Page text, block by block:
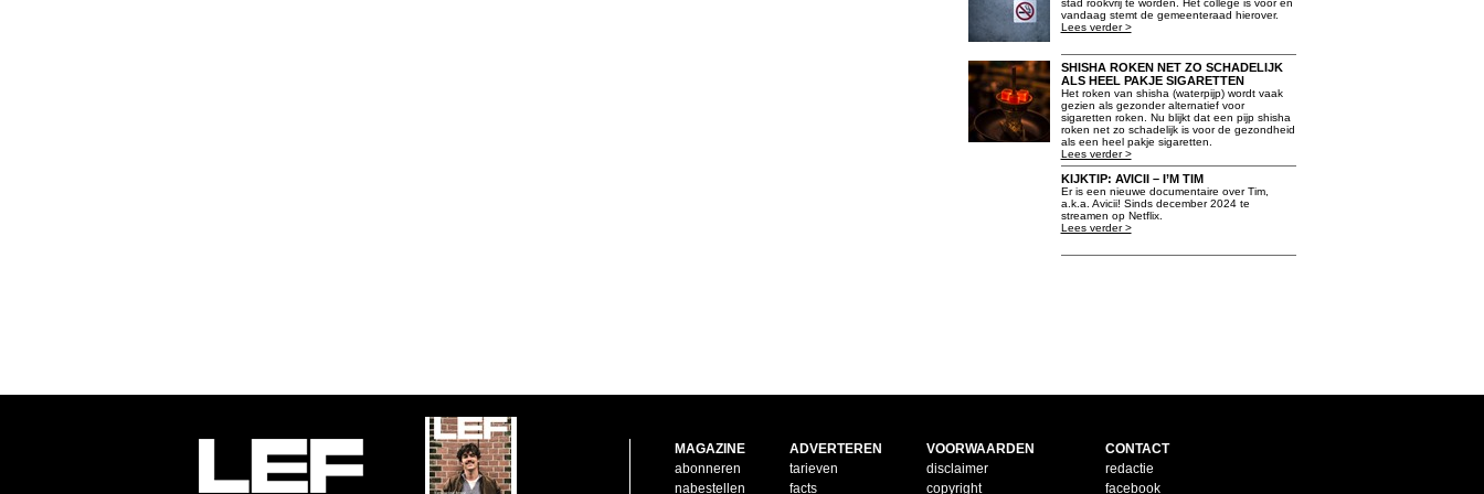
stad rookvrij te worden. Het college is voor en
vandaag stemt de gemeenteraad hierover.
Lees verder >
SHISHA ROKEN NET ZO SCHADELIJK
ALS HEEL PAKJE SIGARETTEN
Het roken van shisha (waterpijp) wordt vaak
gezien als gezonder alternatief voor
sigaretten roken. Nu blijkt dat een pijp shisha
roken net zo schadelijk is voor de gezondheid
als een heel pakje sigaretten.
Lees verder >
KIJKTIP: AVICII – I’M TIM
Er is een nieuwe documentaire over Tim,
a.k.a. Avicii! Sinds december 2024 te
streamen op Netflix.
Lees verder >
MAGAZINE
abonneren
nabestellen
ADVERTEREN
tarieven
facts
VOORWAARDEN
disclaimer
copyright
CONTACT
redactie
facebook